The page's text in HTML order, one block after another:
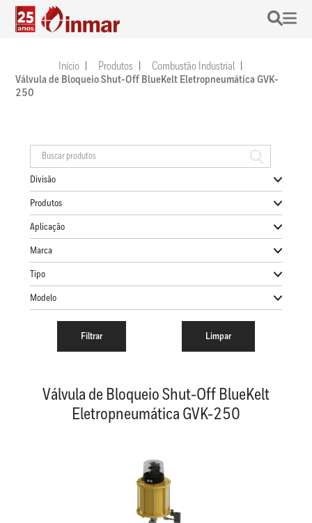
Início Produtos
Combustão Industrial
Válvula de Bloqueio Shut-Off BlueKelt Eletropneumática GVK-
250
Divisão
Produtos
Aplicação
Marca
Tipo
Modelo
Válvula de Bloqueio Shut-Off BlueKelt
Eletropneumática GVK-250